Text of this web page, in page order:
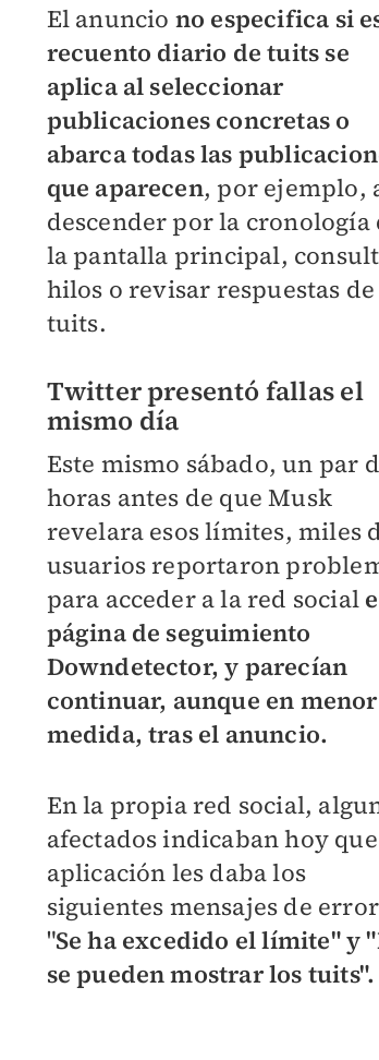
El anuncio no especifica si
recuento diario de tuits se
aplica al seleccionar
publicaciones concretas o
abarca todas las
que aparecen, por ejemplo,
descender por la cronología
la pantalla principal,
hilos o revisar respuestas de
tuits.
Twitter presentó fallas el
mismo día
Este mismo sábado, un par
horas antes de que Musk
revelara esos límites, miles
usuarios reportaron
para acceder a la red social
página de seguimiento
Downdetector, y parecían
continuar, aunque en menor
medida, tras el anuncio.
En la propia red social,
afectados indicaban hoy
aplicación les daba los
siguientes mensajes de
"Se ha excedido el límite" y
se pueden mostrar los tuits".